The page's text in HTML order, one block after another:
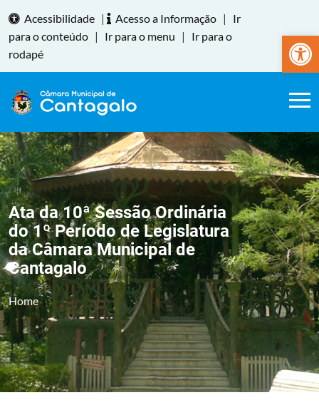
Abrir
Acessibilidade | Acesso a Informação |
Ir
para o conteúdo | Ir para o menu |
Ir para o
rodapé
Ata da 10ª Sessão Ordinária
do 1º Período de Legislatura
da Câmara Municipal de
Cantagalo
Home